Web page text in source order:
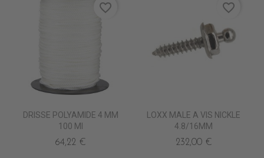
DRISSE POLYAMIDE 4 MM
100 Ml
64,22 €
favorite_border
LOXX MALE A VIS NICKLE
4.8/16MM
232,00 €
favorite_border